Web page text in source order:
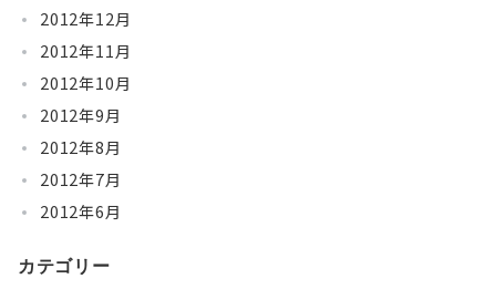
2012年12月
2012年11月
2012年10月
2012年9月
2012年8月
2012年7月
2012年6月
カテゴリー